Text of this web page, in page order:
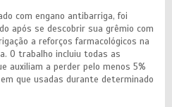
com engano antibarriga, foi
após se descobrir sua grêmio com
a reforços farmacológicos na
O trabalho incluiu todas as
auxiliam a perder pelo menos 5%
que usadas durante determinado